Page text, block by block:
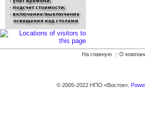
На главную :: О
© 2005-2022 НПО «Восток».